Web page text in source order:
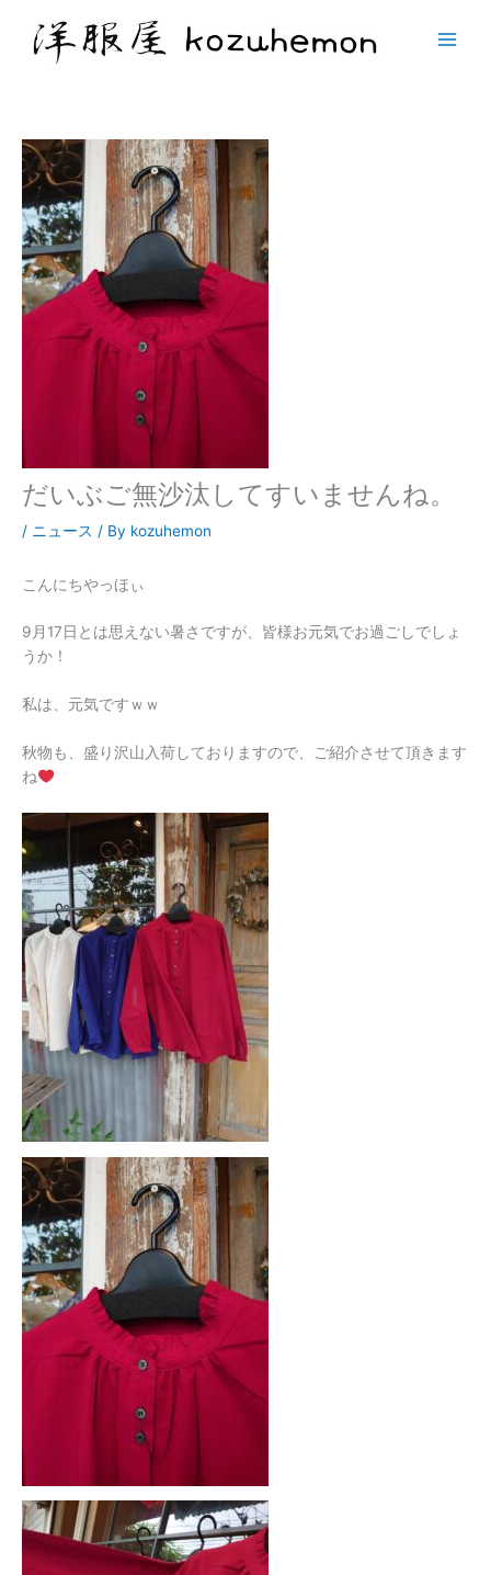
だいぶご無沙汰してすいませんね。
/ ニュース / By kozuhemon
こんにちやっほぃ
9月17日とは思えない暑さですが、皆様お元気でお過ごしでしょ
うか！
私は、元気ですｗｗ
秋物も、盛り沢山入荷しておりますので、ご紹介させて頂きます
ね